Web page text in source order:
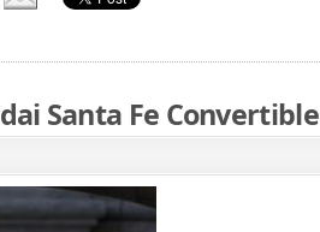
Santa Fe Convertible